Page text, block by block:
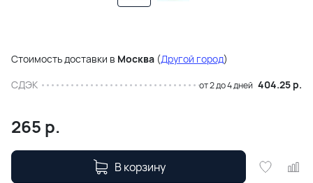
Стоимость доставки в Москва (Другой город)
СДЭК
от 2 до 4 дней 404.25 р.
265 р.
В корзину